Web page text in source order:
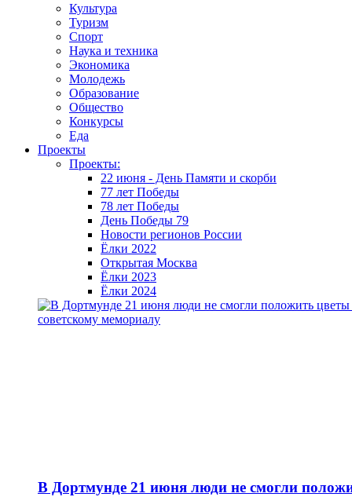
Культура
Туризм
Спорт
Наука и техника
Экономика
Молодежь
Образование
Общество
Конкурсы
Еда
Проекты
Проекты:
22 июня - День Памяти и скорби
77 лет Победы
78 лет Победы
День Победы 79
Новости регионов России
Ёлки 2022
Открытая Москва
Ёлки 2023
Ёлки 2024
В Дортмунде 21 июня люди не смогли